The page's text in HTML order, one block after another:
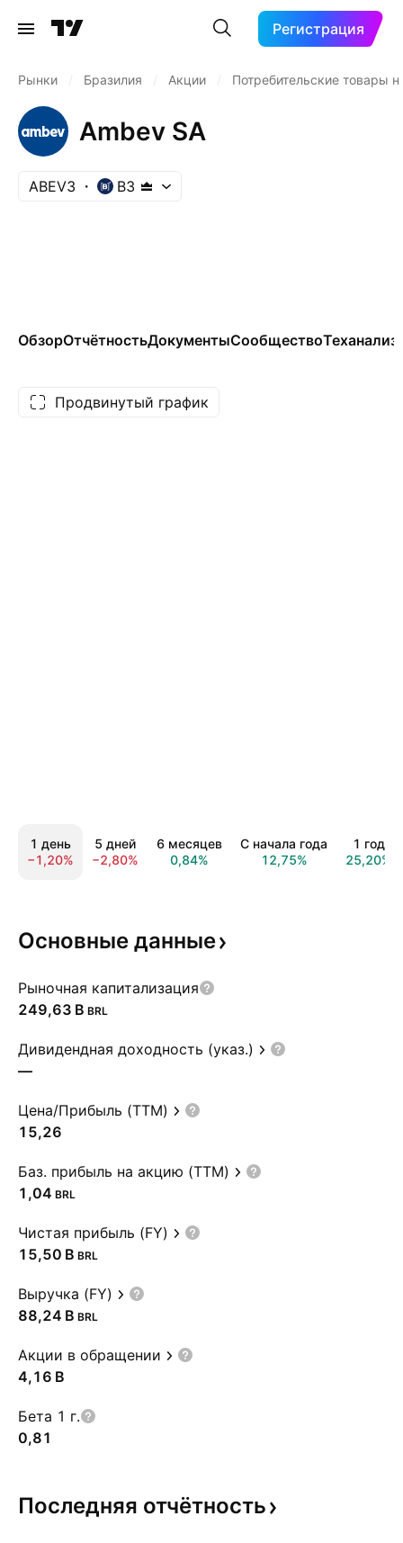
Регистрация
Рынки Бразилия Акции Потребительские товары
Ambev SA
ABEV3 B3
ОбзорОтчётностьДокументыСообществоТеханализ
Продвинутый график
1 день
−1,20%
5 дней
−2,80%
6 месяцев
0,84%
С начала года
12,75%
1 год
25,20%
Основные данные
Рыночная капитализация
‪249,63 B‬ BRL
Дивидендная доходность (указ.)
—
Цена/Прибыль (TTM)
15,26
Баз. прибыль на акцию (TTM)
1,04 BRL
Чистая прибыль (FY)
‪15,50 B‬ BRL
Выручка (FY)
‪88,24 B‬ BRL
Акции в обращении
‪4,16 B‬
Бета 1 г.
0,81
Последняя отчётность